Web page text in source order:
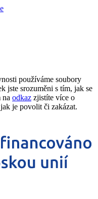
používáme soubory
jste srozuměni s tím, jak se
na odkaz zjistíte více o
je povolit či zakázat.